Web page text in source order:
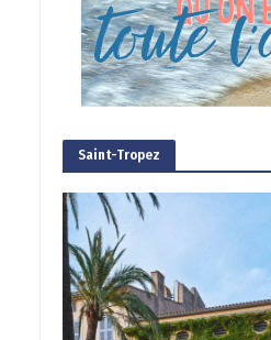
Saint-Tropez